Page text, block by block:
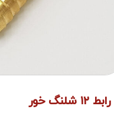
رابط ۱۲ شلنگ خور